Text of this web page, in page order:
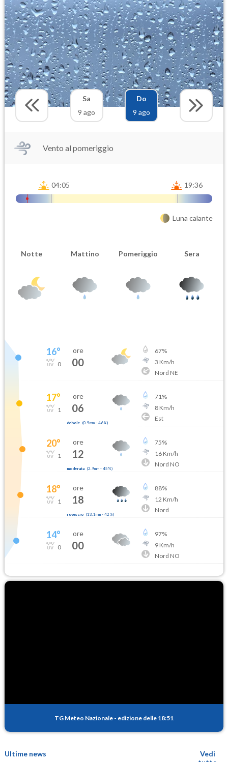
Sa
9 ago
Do
9 ago
Vento al pomeriggio
04:05 19:36
Luna calante
Notte Mattino Pomeriggio Sera
16°
0
ore
00
67%
3 Km/h
Nord NE
17°
1
ore
06
debole (0.5mm- 46%)
71%
8Km/h
Est
20°
1
ore
12
moderata (2.9mm- 45 %)
75%
16Km/h
Nord NO
18°
1
ore
18
rovescio (13.1mm- 42 %)
88%
12 Km/h
Nord
14°
0
ore
00
97%
9Km/h
Nord NO
TG Meteo Nazionale - edizione delle 18:51
Ultime news
Vedi